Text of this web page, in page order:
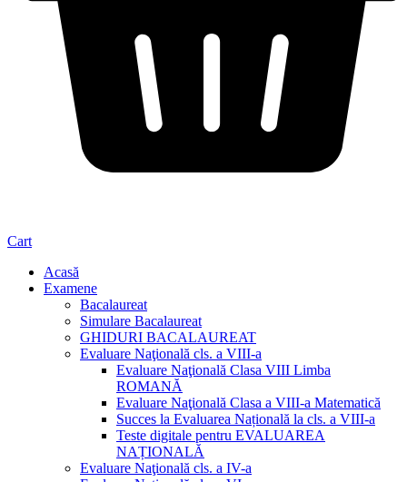
Cart
Acasă
Examene
Bacalaureat
Simulare Bacalaureat
GHIDURI BACALAUREAT
Evaluare Naţională cls. a VIII-a
Evaluare Naţională Clasa VIII Limba
ROMANĂ
Evaluare Naţională Clasa a VIII-a Matematică
Succes la Evaluarea Națională la cls. a VIII-a
Teste digitale pentru EVALUAREA
NAȚIONALĂ
Evaluare Naţională cls. a IV-a